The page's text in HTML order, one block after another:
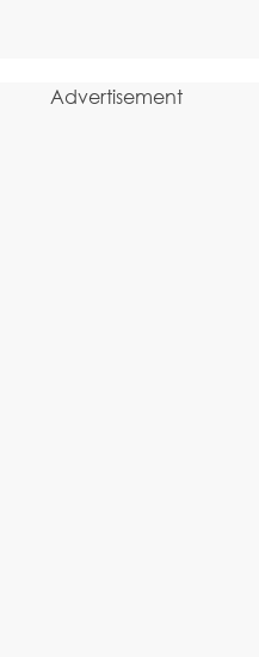
Advertisement